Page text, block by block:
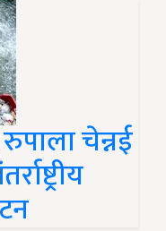
रुपाला चेन्नई